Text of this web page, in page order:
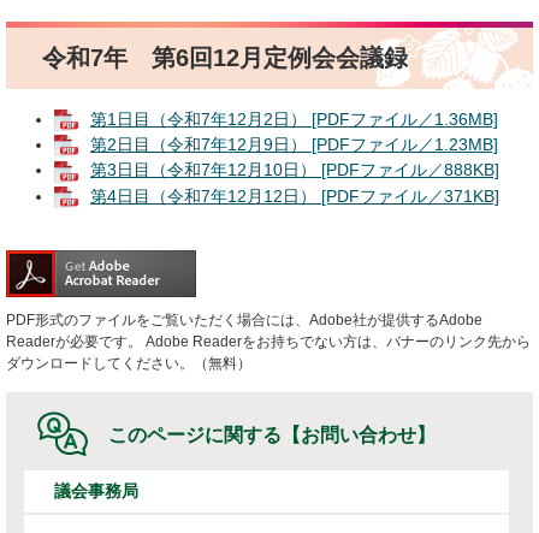
令和7年 第6回12月定例会会議録
第1日目（令和7年12月2日） [PDFファイル／1.36MB]
第2日目（令和7年12月9日） [PDFファイル／1.23MB]
第3日目（令和7年12月10日） [PDFファイル／888KB]
第4日目（令和7年12月12日） [PDFファイル／371KB]
PDF形式のファイルをご覧いただく場合には、Adobe社が提供するAdobe
Readerが必要です。
Adobe Readerをお持ちでない方は、バナーのリンク先から
ダウンロードしてください。（無料）
このページに関する 【お問い合わせ】
議会事務局